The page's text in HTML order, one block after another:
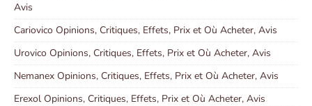
Avis
Cariovico Opinions, Critiques, Effets, Prix et Où Acheter, Avis
Urovico Opinions, Critiques, Effets, Prix et Où Acheter, Avis
Nemanex Opinions, Critiques, Effets, Prix et Où Acheter, Avis
Erexol Opinions, Critiques, Effets, Prix et Où Acheter, Avis